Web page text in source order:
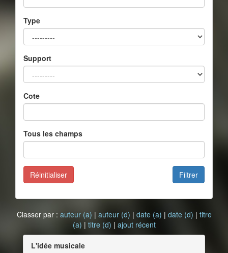
Type
Support
Cote
Tous les champs
Filtrer
Réinitialiser
Classer par : auteur (a) | auteur (d) | date (a) | date (d) | titre
(a) | titre (d) | ajout récent
L'idée musicale